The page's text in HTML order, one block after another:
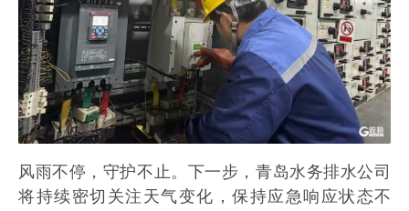
风雨不停，守护不止。下一步，青岛水务排水公司
将持续密切关注天气变化，保持应急响应状态不